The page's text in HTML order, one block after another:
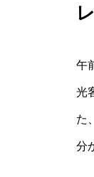
午
光
た
分